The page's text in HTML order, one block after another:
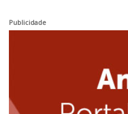
Publicidade